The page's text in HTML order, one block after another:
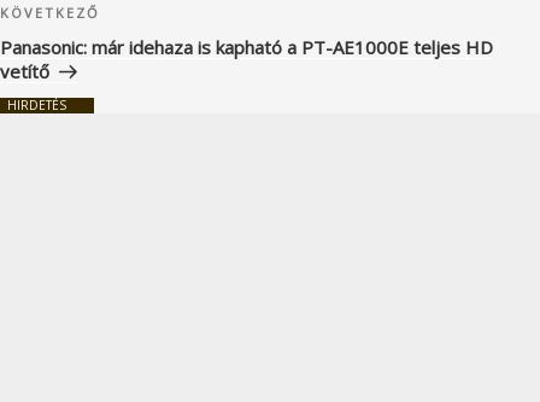
Következő
bejegyzés
KÖVETKEZŐ
Panasonic: már idehaza is kapható a PT-AE1000E teljes HD
vetítő
HIRDETÉS